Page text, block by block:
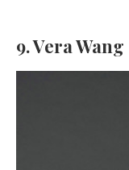
9. Vera Wang